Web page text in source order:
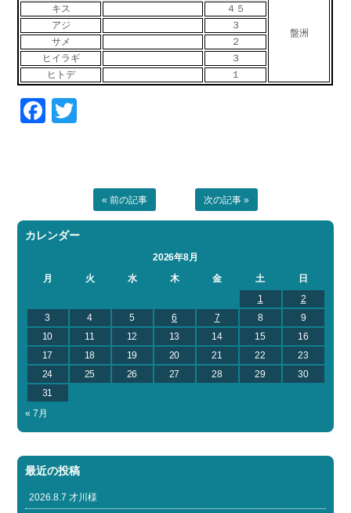
盤洲
キス
４５
アジ
３
サメ
２
ヒイラギ
３
ヒトデ
１
Facebook
« 前の記事 次の記事 »
カレンダー
2026年8月
月
火 水 木 金 土
日
1
2
3
4 5 6 7 8
9
10
11 12 13 14 15
16
17
18 19 20 21 22
23
24
25 26 27 28 29
30
31
« 7月
最近の投稿
2026.8.7 才川様